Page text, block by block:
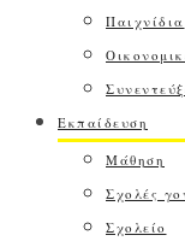
Παιχνίδια
Εκπαίδευση
Μάθηση
Σχολές
Σχολείο